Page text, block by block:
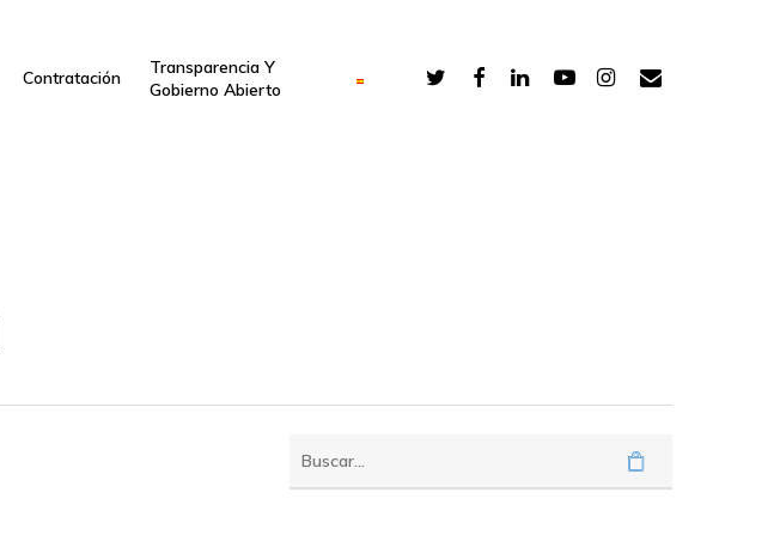
Contratación
Transparencia Y
Gobierno Abierto